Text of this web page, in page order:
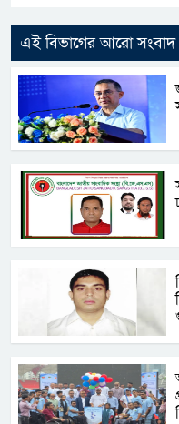
এই বিভাগের আরো সংবাদ